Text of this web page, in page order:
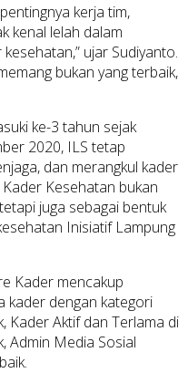
kerja tim,
kenal lelah dalam
ujar Sudiyanto.
bukan yang terbaik,
ke-3 tahun sejak
2020, ILS tetap
dan merangkul kader
Kesehatan bukan
juga sebagai bentuk
Inisiatif Lampung
Kader mencakup
kader dengan kategori
Kader Aktif dan Terlama di
Admin Media Sosial